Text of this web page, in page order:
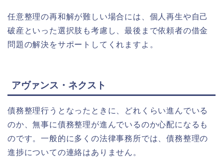
任意整理の再和解が難しい場合には、個人再生や自己
破産といった選択肢も考慮し、最後まで依頼者の借金
問題の解決をサポートしてくれますよ。
アヴァンス・ネクスト
債務整理行うとなったときに、どれくらい進んでいる
のか、無事に債務整理が進んでいるのか心配になるも
のです。一般的に多くの法律事務所では、債務整理の
進捗についての連絡はありません。